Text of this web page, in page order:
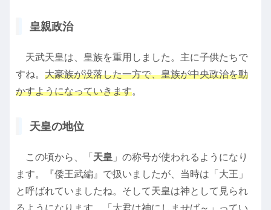
皇親政治
天武天皇は、皇族を重用しました。主に子供たちで
すね。 大豪族が没落した一方で、皇族が中央政治を動
かすようになっていきます。
天皇の地位
この頃から、「 天皇 」の称号が使われるようになり
ます。『倭王武編』で扱いましたが、当時は「大王」
と呼ばれていましたね。そして天皇は神として見られ
るようになります。「大君は神にしませば～」ってい